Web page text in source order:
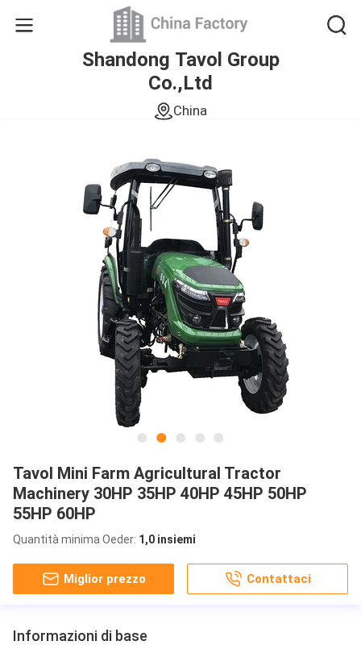
Shandong Tavol Group
Co.,Ltd
China
Tavol Mini Farm Agricultural Tractor
Machinery 30HP 35HP 40HP 45HP 50HP
55HP 60HP
Quantità minima Oeder: 1,0 insiemi
Miglior prezzo Contattaci
Informazioni di base